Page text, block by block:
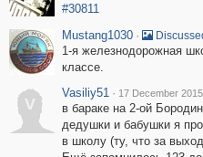
#30811
Mustang1030 ·
1-я железнодорожная
классе.
V
Vasiliy51 · 17 December
в бараке на 2-ой
дедушки и бабушки я
в школу (ту, что за